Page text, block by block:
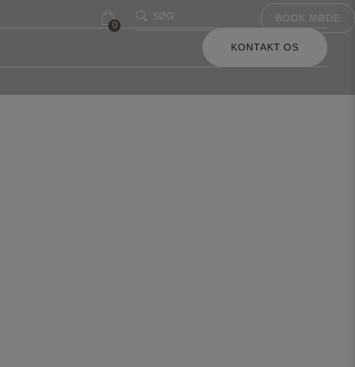
0
0
SØG BOOK MØDE
KONTAKT OS